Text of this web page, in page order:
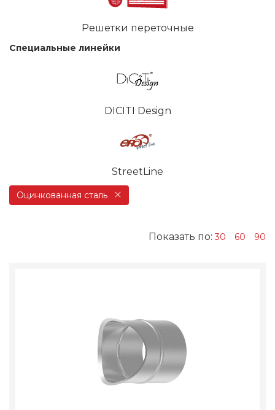
Решетки переточные
Специальные линейки
DICITI Design
StreetLine
Оцинкованная сталь
Показать по:30 60 90